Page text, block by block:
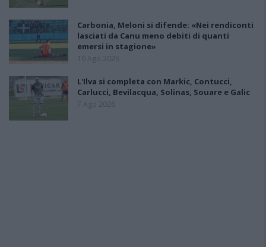
Carbonia, Meloni si difende: «Nei rendiconti
lasciati da Canu meno debiti di quanti
emersi in stagione»
10 Ago 2026
L'Ilva si completa con Markic, Contucci,
Carlucci, Bevilacqua, Solinas, Souare e Galic
7 Ago 2026